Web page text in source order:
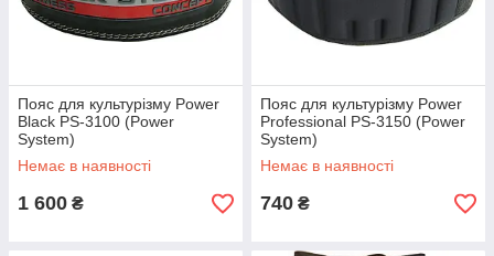
Пояс для культурізму Power
Black PS-3100 (Power
System)
Немає в наявності
1 600 ₴
Пояс для культурізму Power
Professional PS-3150 (Power
System)
Немає в наявності
740 ₴